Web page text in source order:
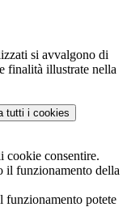
si avvalgono di
finalità illustrate nella
tutti i cookies
cookie consentire.
il funzionamento della
funzionamento potete